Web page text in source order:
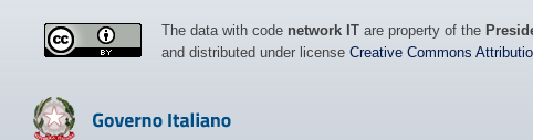
The data with code network IT are property of the
and distributed under license Creative Commons